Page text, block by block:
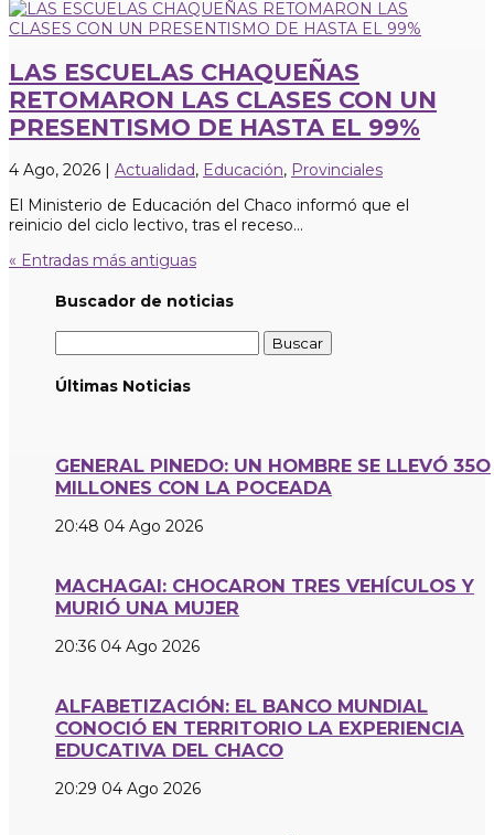
LAS ESCUELAS CHAQUEÑAS
RETOMARON LAS CLASES CON UN
PRESENTISMO DE HASTA EL 99%
4 Ago, 2026 | Actualidad, Educación, Provinciales
El Ministerio de Educación del Chaco informó que el
reinicio del ciclo lectivo, tras el receso...
« Entradas más antiguas
Buscador de noticias
Últimas Noticias
GENERAL PINEDO: UN HOMBRE SE LLEVÓ 35O
MILLONES CON LA POCEADA
20:48 04 Ago 2026
MACHAGAI: CHOCARON TRES VEHÍCULOS Y
MURIÓ UNA MUJER
20:36 04 Ago 2026
ALFABETIZACIÓN: EL BANCO MUNDIAL
CONOCIÓ EN TERRITORIO LA EXPERIENCIA
EDUCATIVA DEL CHACO
20:29 04 Ago 2026